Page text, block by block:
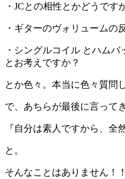
・JCとの相性とかどうです
・ギターのヴォリュームの
・シングルコイル とハム
とお考えですか？
とか色々。本当に色々質問
で、あちらが最後に言って
『自分は素人ですから、全
と。
そんなことはありません！